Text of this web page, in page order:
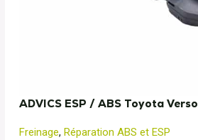
ADVICS ESP / ABS Toyota Verso
Freinage, Réparation ABS et ESP